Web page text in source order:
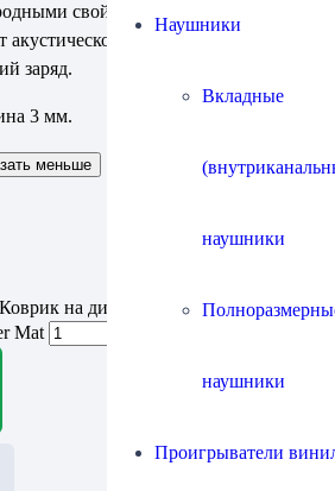
Наушники
Вкладные
наушники
наушники
Проигрыватели
свойствами демпфирования
обратной связи. Не
заряд.
3 мм.
меньше
на диск проигрывателя винила
Mat